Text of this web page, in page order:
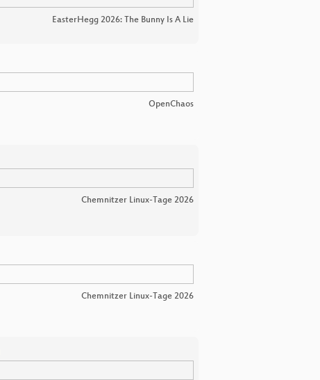
EasterHegg 2026: The Bunny Is A Lie
OpenChaos
Chemnitzer Linux-Tage 2026
Chemnitzer Linux-Tage 2026